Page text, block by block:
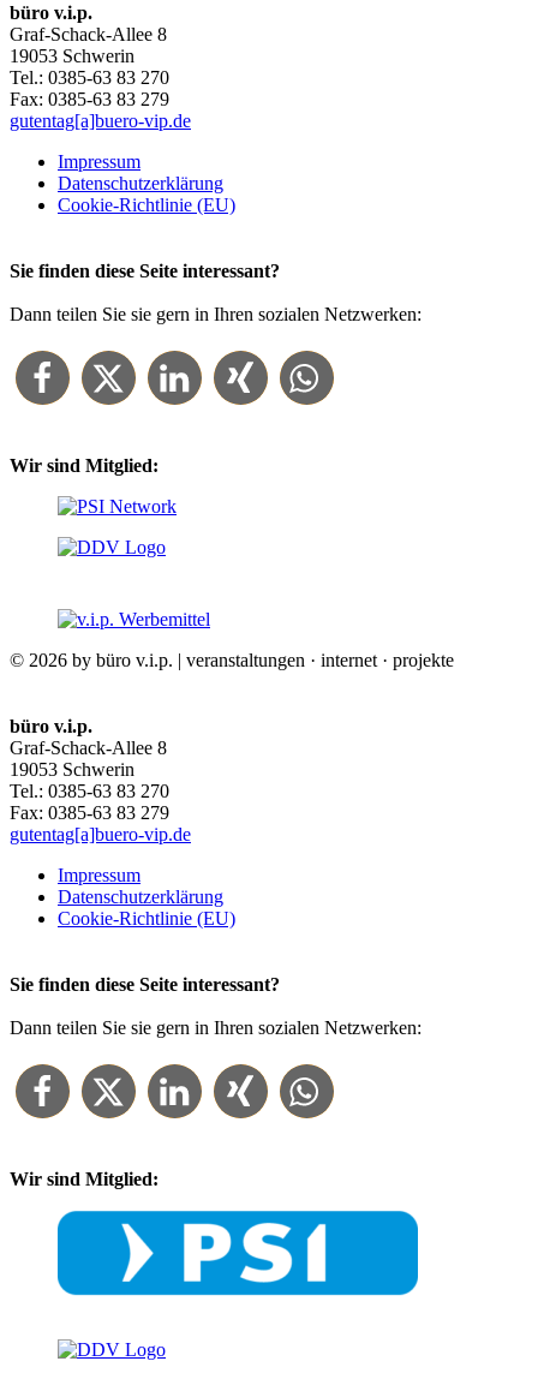
büro v.i.p.
Graf-Schack-Allee 8
19053 Schwerin
Tel.: 0385-63 83 270
Fax: 0385-63 83 279
gutentag[a]buero-vip.de
Impressum
Datenschutz­erklärung
Cookie-Richtlinie (EU)
Sie finden diese Seite interessant?
Dann teilen Sie sie gern in Ihren sozialen Netzwerken:
Wir sind Mitglied:
© 2026 by büro v.i.p. | veranstaltungen · internet · projekte
büro v.i.p.
Graf-Schack-Allee 8
19053 Schwerin
Tel.: 0385-63 83 270
Fax: 0385-63 83 279
gutentag[a]buero-vip.de
Impressum
Datenschutz­erklärung
Cookie-Richtlinie (EU)
Sie finden diese Seite interessant?
Dann teilen Sie sie gern in Ihren sozialen Netzwerken:
Wir sind Mitglied: